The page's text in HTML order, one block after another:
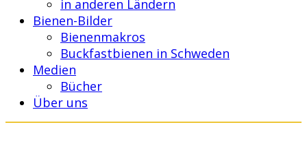
in anderen Ländern
Bienen-Bilder
Bienenmakros
Buckfastbienen in Schweden
Medien
Bücher
Über uns